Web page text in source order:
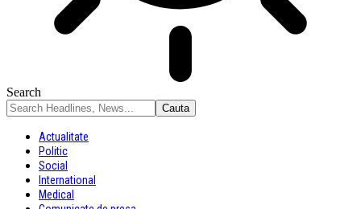
Search
Actualitate
Politic
Social
International
Medical